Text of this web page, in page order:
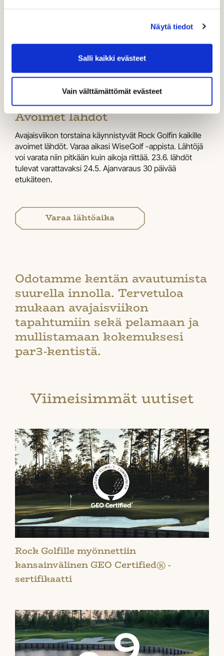
Näytä tiedot
Salli kaikki evästeet
Vain välttämättömät evästeet
Ilmoittautuminen
Torstai 19.6. - Sunnuntai 22.6. -
Avoimet lähdöt
Avajaisviikon torstaina käynnistyvät Rock Golfin kaikille
avoimet lähdöt. Varaa aikasi WiseGolf -appista. Lähtöjä
voi varata niin pitkään kuin aikoja riittää. 23.6. lähdöt
tulevat varattavaksi 24.5. Ajanvaraus 30 päivää
etukäteen.
Varaa lähtöaika
Odotamme kentän avautumista
suurella innolla. Tervetuloa
mukaan avajaisviikon
tapahtumiin sekä pelamaan ja
mullistamaan kokemuksesi
par3-kentistä.
Viimeisimmät uutiset
Rock Golfille myönnettiin
kansainvälinen GEO Certified® -
sertifikaatti